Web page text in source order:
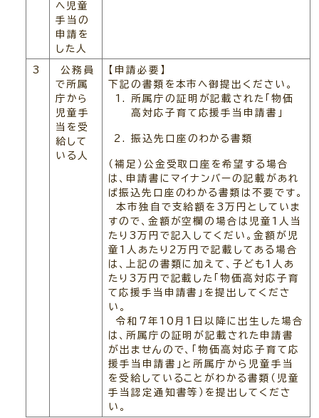
へ児童
手当の
申請を
した人
3
公務員
で所属
庁から
児童手
当を受
給して
いる人
【申請必要】
下記の書類を本市へ御提出ください。
所属庁の証明が記載された「物価
高対応子育て応援手当申請書」
振込先口座のわかる書類
（補足）公金受取口座を希望する場合
は、申請書にマイナンバーの記載があれ
ば振込先口座のわかる書類は不要です。
本市独自で支給額を3万円としていま
すので、金額が空欄の場合は児童1人当
たり3万円で記入してくだい。金額が児
童1人あたり2万円で記載してある場合
は、上記の書類に加えて、子ども1人あ
たり3万円で記載した「物価高対応子育
て応援手当申請書」を提出してくださ
い。
令和7年10月1日以降に出生した場合
は、所属庁の証明が記載された申請書
が出ませんので、「物価高対応子育て応
援手当申請書」と所属庁から児童手当
を受給していることがわかる書類（児童
手当認定通知書等）を提出してくださ
い。